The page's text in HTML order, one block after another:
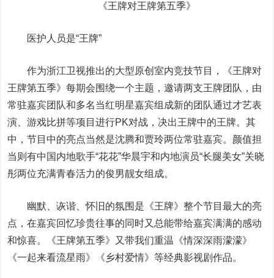
《王牌对王牌第五季》
医护人员是“王牌”
作为浙江卫视推出的大型原创室内竞技节目，《王牌对
王牌第五季》每期会围绕一个主题，邀请两支王牌团队，由
常驻嘉宾团队和多名当红明星嘉宾组成新的团队通过才艺表
演、游戏比拼等项目进行PK对战，决出王牌中的王牌。其
中，节目中的亮点当然是沈腾和贾玲两位常驻嘉宾。颜值担
当则有中国内地歌手“花花”华晨宇和内地演员“长腿美女”关晓
彤两位充满青春活力的俊男靓女组成。
幽默、诙谐、怀旧的氛围是《王牌》整个节目最大的亮
点，在嘉宾回忆珍贵往事的同时又总能带给嘉宾满满的感动
和惊喜。《王牌第五季》又带我们重温《情深深雨濛濛》
《一起来看流星雨》《乡村爱情》等经典影视剧作品。